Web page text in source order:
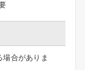
合がありま